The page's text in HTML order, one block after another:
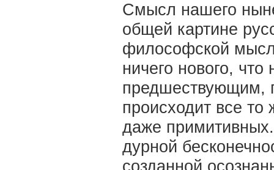
Смысл нашего
общей картине
философской
ничего нового,
предшествующим,
происходит все
даже
дурной